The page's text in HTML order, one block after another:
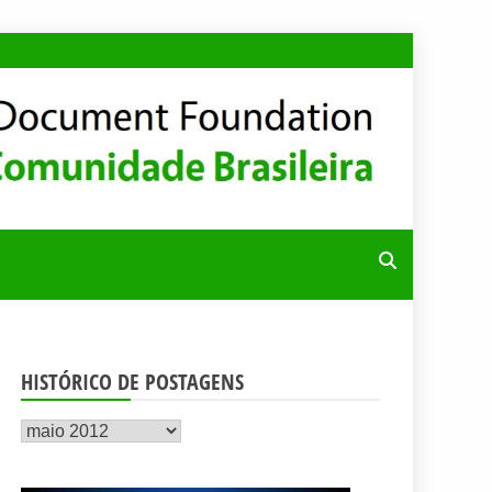
HISTÓRICO DE POSTAGENS
Histórico
postagens